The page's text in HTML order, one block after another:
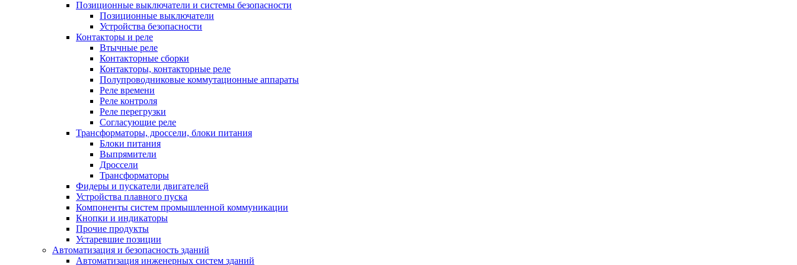
Позиционные выключатели и системы безопасности
Позиционные выключатели
Устройства безопасности
Контакторы и реле
Втычные реле
Контакторные сборки
Контакторы, контакторные реле
Полупроводниковые коммутационные аппараты
Реле времени
Реле контроля
Реле перегрузки
Согласующие реле
Трансформаторы, дроссели, блоки питания
Блоки питания
Выпрямители
Дроссели
Трансформаторы
Фидеры и пускатели двигателей
Устройства плавного пуска
Компоненты систем промышленной коммуникации
Кнопки и индикаторы
Прочие продукты
Устаревшие позиции
Автоматизация и безопасность зданий
Автоматизация инженерных систем зданий